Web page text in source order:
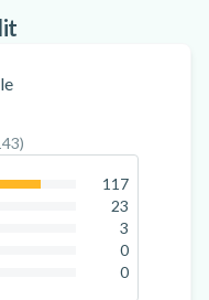
)
117
23
3
0
0